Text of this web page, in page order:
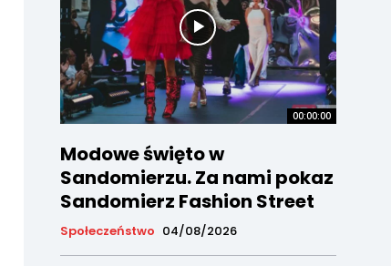
00:00:00
Modowe święto w
Sandomierzu. Za nami pokaz
Sandomierz Fashion Street
Społeczeństwo 04/08/2026